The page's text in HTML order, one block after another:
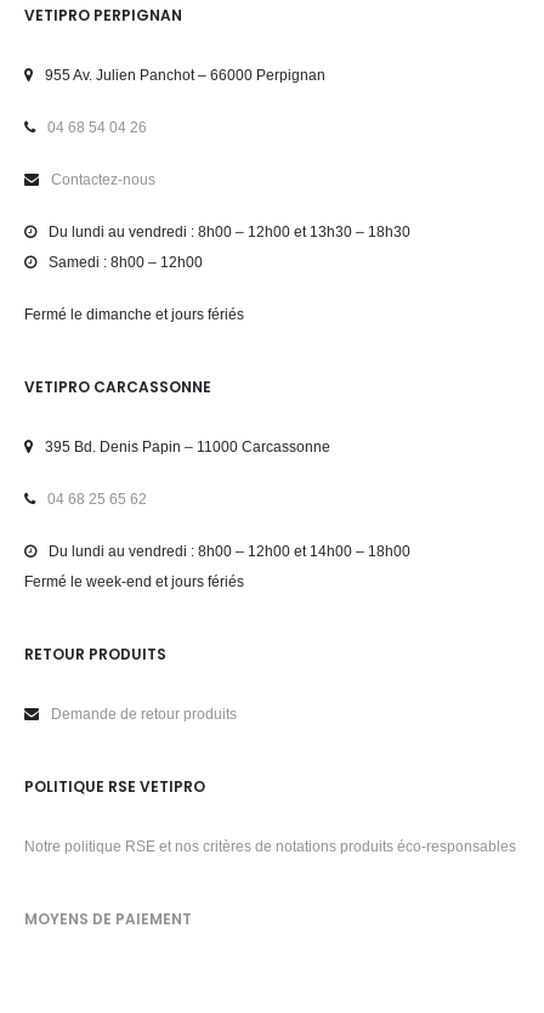
VETIPRO PERPIGNAN
955 Av. Julien Panchot – 66000 Perpignan
04 68 54 04 26
Contactez-nous
Du lundi au vendredi : 8h00 – 12h00 et 13h30 – 18h30
Samedi : 8h00 – 12h00
Fermé le dimanche et jours fériés
VETIPRO CARCASSONNE
395 Bd. Denis Papin – 11000 Carcassonne
04 68 25 65 62
Du lundi au vendredi : 8h00 – 12h00 et 14h00 – 18h00
Fermé le week-end et jours fériés
RETOUR PRODUITS
Demande de retour produits
POLITIQUE RSE VETIPRO
Notre politique RSE et nos critères de notations produits éco-responsables
MOYENS DE PAIEMENT